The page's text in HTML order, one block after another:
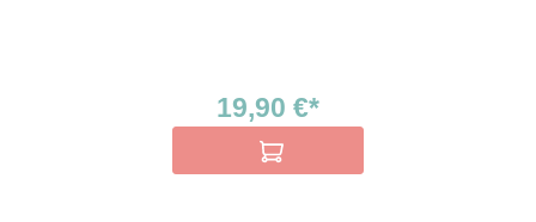
19,90 €*
In den Warenkorb